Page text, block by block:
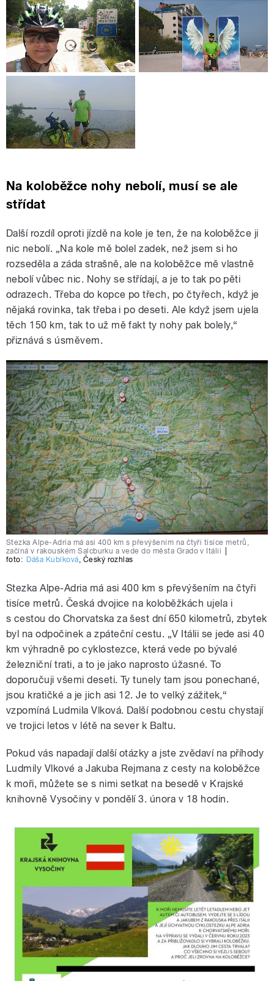
Na koloběžce nohy nebolí, musí se ale
střídat
Další rozdíl oproti jízdě na kole je ten, že na koloběžce ji
nic nebolí. „Na kole mě bolel zadek, než jsem si ho
rozseděla a záda strašně, ale na koloběžce mě vlastně
nebolí vůbec nic. Nohy se střídají, a je to tak po pěti
odrazech. Třeba do kopce po třech, po čtyřech, když je
nějaká rovinka, tak třeba i po deseti. Ale když jsem ujela
těch 150 km, tak to už mě fakt ty nohy pak bolely,“
přiznává s úsměvem.
Stezka Alpe-Adria má asi 400 km s převýšením na čtyři tisíce metrů,
začíná v rakouském Salcburku a vede do města Grado v Itálii
foto: Dáša Kubíková, Český rozhlas
Stezka Alpe-Adria má asi 400 km s převýšením na čtyři
tisíce metrů. Česká dvojice na koloběžkách ujela i
s cestou do Chorvatska za šest dní 650 kilometrů, zbytek
byl na odpočinek a zpáteční cestu. „V Itálii se jede asi 40
km výhradně po cyklostezce, která vede po bývalé
železniční trati, a to je jako naprosto úžasné. To
doporučuji všemi deseti. Ty tunely tam jsou ponechané,
jsou kratičké a je jich asi 12. Je to velký zážitek,“
vzpomíná Ludmila Vlková. Další podobnou cestu chystají
ve trojici letos v létě na sever k Baltu.
Pokud vás napadají další otázky a jste zvědaví na příhody
Ludmily Vlkové a Jakuba Rejmana z cesty na koloběžce
k moři, můžete se s nimi setkat na besedě v Krajské
knihovně Vysočiny v pondělí 3. února v 18 hodin.